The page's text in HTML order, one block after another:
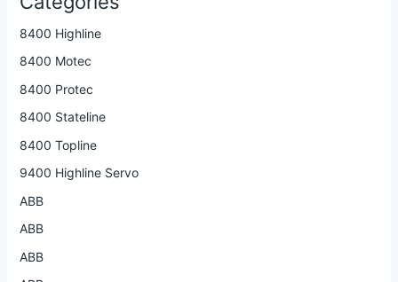
8400 Highline
8400 Motec
8400 Protec
8400 Stateline
8400 Topline
9400 Highline Servo
ABB
ABB
ABB